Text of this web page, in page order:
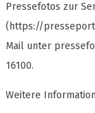
Pressefotos zur
(https://
Mail unter
16100.
Weitere